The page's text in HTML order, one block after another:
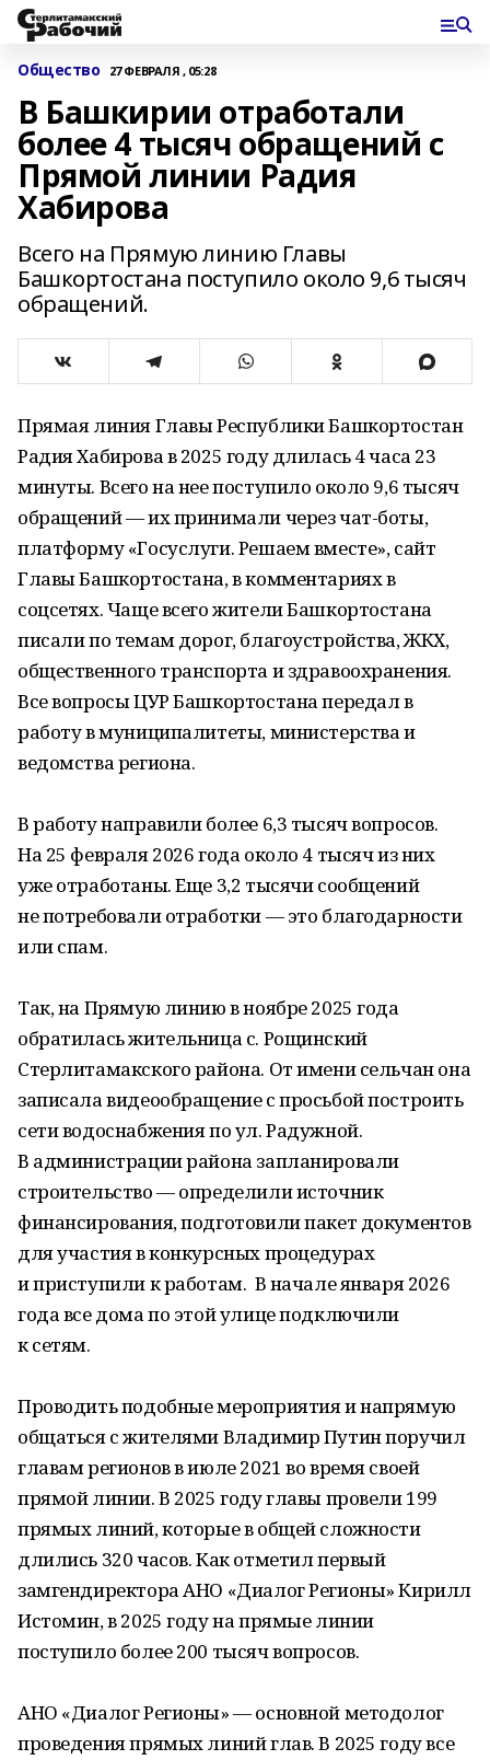
Общество 27 ФЕВРАЛЯ , 05:28
В Башкирии отработали
более 4 тысяч обращений с
Прямой линии Радия
Хабирова
Всего на Прямую линию Главы
Башкортостана поступило около 9,6 тысяч
обращений.
Прямая линия Главы Республики Башкортостан
Радия Хабирова в 2025 году длилась 4 часа 23
минуты. Всего на нее поступило около 9,6 тысяч
обращений — их принимали через чат-боты,
платформу «Госуслуги. Решаем вместе», сайт
Главы Башкортостана, в комментариях в
соцсетях. Чаще всего жители Башкортостана
писали по темам дорог, благоустройства, ЖКХ,
общественного транспорта и здравоохранения.
Все вопросы ЦУР Башкортостана передал в
работу в муниципалитеты, министерства и
ведомства региона.
В работу направили более 6,3 тысяч вопросов.
На 25 февраля 2026 года около 4 тысяч из них
уже отработаны. Еще 3,2 тысячи сообщений
не потребовали отработки — это благодарности
или спам.
Так, на Прямую линию в ноябре 2025 года
обратилась жительница с. Рощинский
Стерлитамакского района. От имени сельчан она
записала видеообращение с просьбой построить
сети водоснабжения по ул. Радужной.
В администрации района запланировали
строительство — определили источник
финансирования, подготовили пакет документов
для участия в конкурсных процедурах
и приступили к работам. В начале января 2026
года все дома по этой улице подключили
к сетям.
Проводить подобные мероприятия и напрямую
общаться с жителями Владимир Путин поручил
главам регионов в июле 2021 во время своей
прямой линии. В 2025 году главы провели 199
прямых линий, которые в общей сложности
длились 320 часов. Как отметил первый
замгендиректора АНО «Диалог Регионы» Кирилл
Истомин, в 2025 году на прямые линии
поступило более 200 тысяч вопросов.
АНО «Диалог Регионы» — основной методолог
проведения прямых линий глав. В 2025 году все